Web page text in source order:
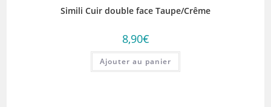
Simili Cuir double face Taupe/Crême
8,90€
Ajouter au panier